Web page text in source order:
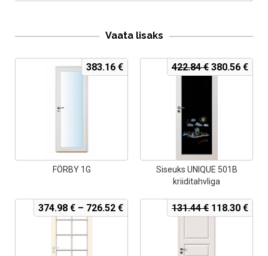
Vaata lisaks
FÖRBY 1G
383.16 €
Siseuks UNIQUE 501B
kriiditahvliga
422.84€ Algne
hind
380.56 €
374.98 € – 726.52 € 131.44€ Algne
hind
118.30 €